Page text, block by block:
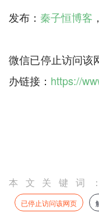
发布： 秦子恒博客
微信已停止访问该
办链接： https://
本文关键词
已停止访问该网页